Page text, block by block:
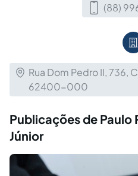
(88)
Rua Dom Pedro II, 736,
62400-000
Publicações de Paulo
Júnior